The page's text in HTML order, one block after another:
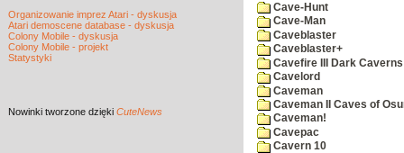
Organizowanie imprez Atari - dyskusja
Atari demoscene database - dyskusja
Colony Mobile - dyskusja
Colony Mobile - projekt
Statystyki
Nowinki tworzone dzięki CuteNews
Cave-Hunt
Cave-Man
Caveblaster
Caveblaster+
Cavefire III Dark Caverns
Cavelord
Caveman
Caveman II Caves of
Caveman!
Cavepac
Cavern 10